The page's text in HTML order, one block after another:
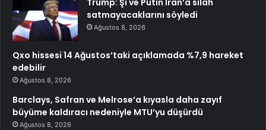
Trump: Şi ve Putin İran’a silah
satmayacaklarını söyledi
Ağustos 8, 2026
Qxo hissesi 14 Ağustos’taki açıklamada %7,9 hareket
edebilir
Ağustos 8, 2026
Barclays, Safran ve Melrose’a kıyasla daha zayıf
büyüme kaldıracı nedeniyle MTU’yu düşürdü
Ağustos 8, 2026